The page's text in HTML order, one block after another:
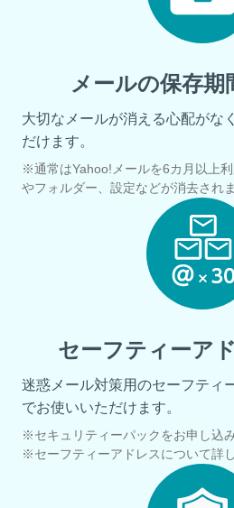
メールの保存期
大切なメールが消える心配がな
だけます。
※通常はYahoo!メールを6カ月以上
やフォルダー、設定などが消去されま
セーフティーア
迷惑メール対策用のセーフティ
でお使いいただけます。
※セキュリティーパックをお申し込
※セーフティーアドレスについて詳